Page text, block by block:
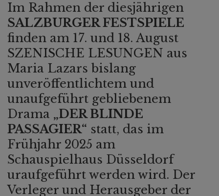
Im Rahmen der diesjährigen
SALZBURGER FESTSPIELE
finden am 17. und 18. August
SZENISCHE LESUNGEN aus
Maria Lazars bislang
unveröffentlichtem und
unaufgeführt gebliebenem
Drama „DER BLINDE
PASSAGIER“ statt, das im
Frühjahr 2025 am
Schauspielhaus Düsseldorf
uraufgeführt werden wird. Der
Verleger und Herausgeber der